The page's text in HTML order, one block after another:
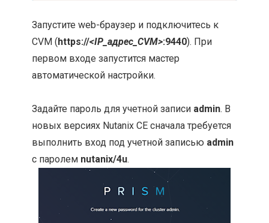
Запустите web-браузер и подключитесь к
CVM (https://<IP_адрес_CVM>:9440). При
первом входе запустится мастер
автоматической настройки.
Задайте пароль для учетной записи admin. В
новых версиях Nutanix CE сначала требуется
выполнить вход под учетной записью admin
с паролем nutanix/4u.